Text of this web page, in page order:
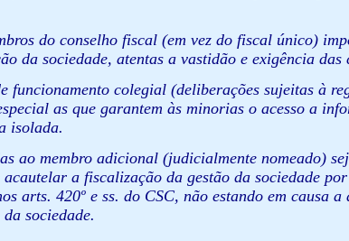
do conselho fiscal (em vez do fiscal único)
da sociedade, atentas a vastidão e exigência
funcionamento colegial (deliberações sujeitas à
as que garantem às minorias o acesso a
isolada.
ao membro adicional (judicialmente nomeado)
acautelar a fiscalização da gestão da sociedade
arts. 420º e ss. do CSC, não estando em causa
sociedade.